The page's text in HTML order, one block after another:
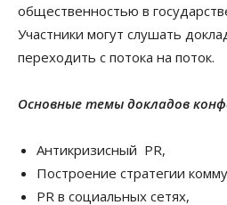
общественностью в
Участники могут слушать
переходить с потока на поток.
Основные темы докладов
Антикризисный PR,
Построение стратегии
PR в социальных сетях,